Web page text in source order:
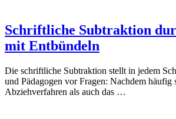
Schriftliche Subtraktion
mit Entbündeln
Die schriftliche Subtraktion stellt in jedem
und Pädagogen vor Fragen: Nachdem häufig
Abziehverfahren als auch das …